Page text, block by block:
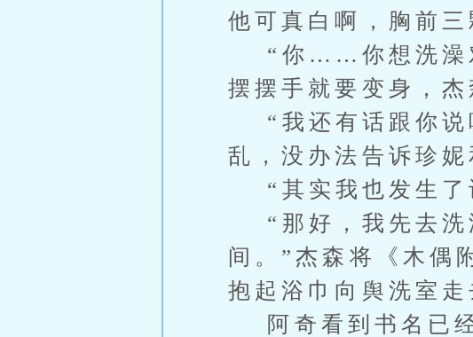
他可真白啊，胸前
“你……你想洗澡对
摆摆手就要变身，
“我还有话跟你说
乱，没办法告诉珍
“其实我也发生了
“那好，我先去洗
间。”杰森将《木偶
抱起浴巾向舆洗室走
阿奇看到书名已经